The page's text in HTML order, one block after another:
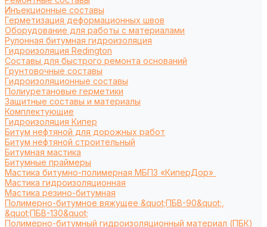
Инъекционные составы
Герметизация деформационных швов
Оборудование для работы с материалами
Рулонная битумная гидроизоляция
Гидроизоляция Redington
Составы для быстрого ремонта оснований
Грунтовочные составы
Гидроизоляционные составы
Полиуретановые герметики
Защитные составы и материалы
Комплектующие
Гидроизоляция Кипер
Битум нефтяной для дорожных работ
Битум нефтяной строительный
Битумная мастика
Битумные праймеры
Мастика битумно-полимерная МБПЗ «КиперДор»
Мастика гидроизоляционная
Мастика резино-битумная
Полимерно-битумное вяжущее &quot;ПБВ-90&quot;,
&quot;ПБВ-130&quot;
Полимерно-битумный гидроизоляционный материал (ПБК)